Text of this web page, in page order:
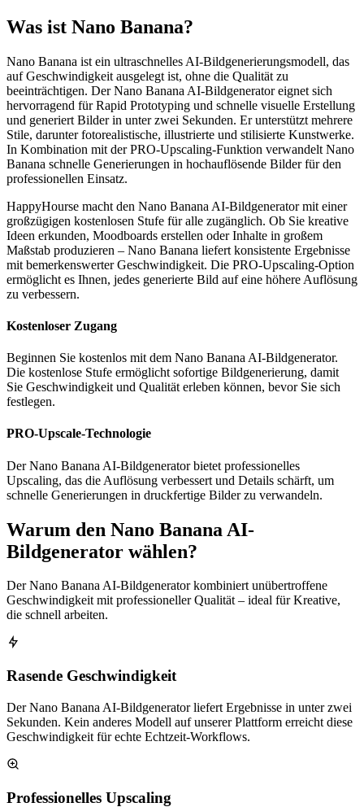
Was ist Nano Banana?
Nano Banana ist ein ultraschnelles AI-Bildgenerierungsmodell, das
auf Geschwindigkeit ausgelegt ist, ohne die Qualität zu
beeinträchtigen. Der Nano Banana AI-Bildgenerator eignet sich
hervorragend für Rapid Prototyping und schnelle visuelle Erstellung
und generiert Bilder in unter zwei Sekunden. Er unterstützt mehrere
Stile, darunter fotorealistische, illustrierte und stilisierte Kunstwerke.
In Kombination mit der PRO-Upscaling-Funktion verwandelt Nano
Banana schnelle Generierungen in hochauflösende Bilder für den
professionellen Einsatz.
HappyHourse macht den Nano Banana AI-Bildgenerator mit einer
großzügigen kostenlosen Stufe für alle zugänglich. Ob Sie kreative
Ideen erkunden, Moodboards erstellen oder Inhalte in großem
Maßstab produzieren – Nano Banana liefert konsistente Ergebnisse
mit bemerkenswerter Geschwindigkeit. Die PRO-Upscaling-Option
ermöglicht es Ihnen, jedes generierte Bild auf eine höhere Auflösung
zu verbessern.
Kostenloser Zugang
Beginnen Sie kostenlos mit dem Nano Banana AI-Bildgenerator.
Die kostenlose Stufe ermöglicht sofortige Bildgenerierung, damit
Sie Geschwindigkeit und Qualität erleben können, bevor Sie sich
festlegen.
PRO-Upscale-Technologie
Der Nano Banana AI-Bildgenerator bietet professionelles
Upscaling, das die Auflösung verbessert und Details schärft, um
schnelle Generierungen in druckfertige Bilder zu verwandeln.
Warum den Nano Banana AI-
Bildgenerator wählen?
Der Nano Banana AI-Bildgenerator kombiniert unübertroffene
Geschwindigkeit mit professioneller Qualität – ideal für Kreative,
die schnell arbeiten.
Rasende Geschwindigkeit
Der Nano Banana AI-Bildgenerator liefert Ergebnisse in unter zwei
Sekunden. Kein anderes Modell auf unserer Plattform erreicht diese
Geschwindigkeit für echte Echtzeit-Workflows.
Professionelles Upscaling